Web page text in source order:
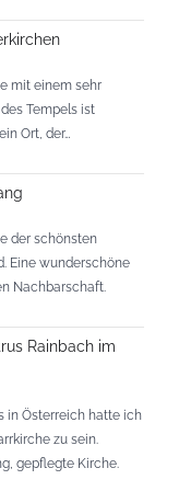
mit einem sehr
Tempels ist
Ort, der…
der schönsten
Eine wunderschöne
Nachbarschaft.
Rainbach im
in Österreich hatte ich
zu sein.
gepflegte Kirche.